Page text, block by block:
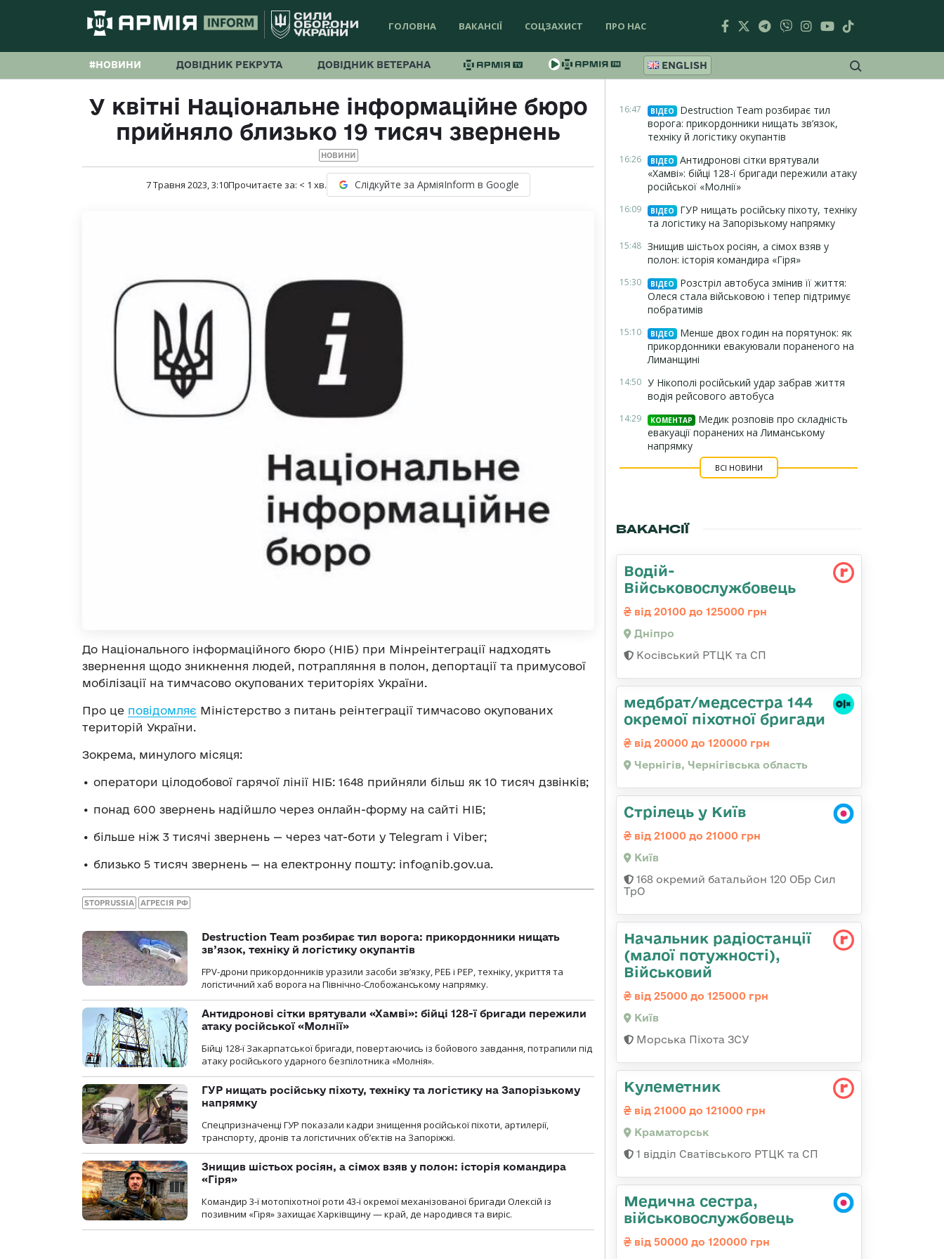
ГОЛОВНА ВАКАНСІЇ СОЦЗАХИСТ ПРО НАС
#НОВИНИ ДОВІДНИК РЕКРУТА ДОВІДНИК ВЕТЕРАНА ENGLISH
У квітні Національне інформаційне бюро
прийняло близько 19 тисяч звернень
НОВИНИ
7 Травня 2023, 3:10Прочитаєте за: < 1 хв. Слідкуйте за АрміяInform в Google
До Національного інформаційного бюро (НІБ) при Мінреінтеграції надходять
звернення щодо зникнення людей, потрапляння в полон, депортації та примусової
мобілізації на тимчасово окупованих територіях України.
Про це повідомляє Міністерство з питань реінтеграції тимчасово окупованих
територій України.
Зокрема, минулого місяця:
• оператори цілодобової гарячої лінії НІБ: 1648 прийняли більш як 10 тисяч дзвінків;
• понад 600 звернень надійшло через онлайн-форму на сайті НІБ;
• більше ніж 3 тисячі звернень — через чат-боти у Telegram і Viber;
• близько 5 тисяч звернень — на електронну пошту: info@nib.gov.ua.
STOPRUSSIA АГРЕСІЯ РФ
Destruction Team розбирає тил ворога: прикордонники нищать
зв’язок, техніку й логістику окупантів
FPV-дрони прикордонників уразили засоби зв’язку, РЕБ і РЕР, техніку, укриття та
логістичний хаб ворога на Північно-Слобожанському напрямку.
Антидронові сітки врятували «Хамві»: бійці 128-ї бригади пережили
атаку російської «Молнії»
Бійці 128-ї Закарпатської бригади, повертаючись із бойового завдання, потрапили під
атаку російського ударного безпілотника «Молнія».
ГУР нищать російську піхоту, техніку та логістику на Запорізькому
напрямку
Спецпризначенці ГУР показали кадри знищення російської піхоти, артилерії,
транспорту, дронів та логістичних об’єктів на Запоріжжі.
Знищив шістьох росіян, а сімох взяв у полон: історія командира
«Гіря»
Командир 3-ї мотопіхотної роти 43-ї окремої механізованої бригади Олексій із
позивним «Гіря» захищає Харківщину — край, де народився та виріс.
16:47 ВІДЕО
Destruction Team розбирає тил
ворога: прикордонники нищать зв’язок,
техніку й логістику окупантів
16:26 ВІДЕО
Антидронові сітки врятували
«Хамві»: бійці 128-ї бригади пережили атаку
російської «Молнії»
16:09 ВІДЕО
ГУР нищать російську піхоту, техніку
та логістику на Запорізькому напрямку
15:48 Знищив шістьох росіян, а сімох взяв у
полон: історія командира «Гіря»
15:30 ВІДЕО
Розстріл автобуса змінив її життя:
Олеся стала військовою і тепер підтримує
побратимів
15:10 ВІДЕО
Менше двох годин на порятунок: як
прикордонники евакуювали пораненого на
Лиманщині
14:50 У Нікополі російський удар забрав життя
водія рейсового автобуса
14:29 КОМЕНТАР
Медик розповів про складність
евакуації поранених на Лиманському
напрямку
ВСІ НОВИНИ
ВАКАНСІЇ
Водій-
Військовослужбовець
від 20100 до 125000 грн
Дніпро
Косівський РТЦК та СП
медбрат/медсестра 144
окремої піхотної бригади
від 20000 до 120000 грн
Чернігів, Чернігівська область
Стрілець у Київ
від 21000 до 21000 грн
Київ
168 окремий батальйон 120 ОБр Cил
ТрО
Начальник радіостанції
(малої потужності),
Військовий
від 25000 до 125000 грн
Київ
Морська Піхота ЗСУ
Кулеметник
від 21000 до 121000 грн
Краматорськ
1 відділ Сватівського РТЦК та СП
Медична сестра,
військовослужбовець
від 50000 до 120000 грн